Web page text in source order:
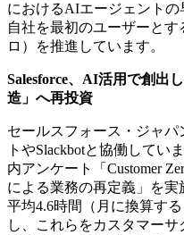
におけるAIエージェントの
自社を最初のユーザーとす
ロ）を推進しています。
Salesforce、AI活用で創出
造」へ再投資
セールスフォース・ジャ
トやSlackbotと協働してい
内アンケート「Customer
による業務の再定義」を
平均4.6時間（月に換算す
し、これらをカスタマー